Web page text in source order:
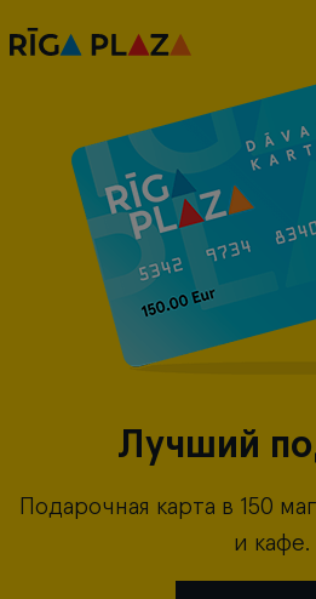
Лучший
Подарочная карта в 150
и кафе.